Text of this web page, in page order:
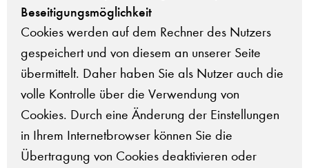
Beseitigungsmöglichkeit
Cookies werden auf dem Rechner des Nutzers
gespeichert und von diesem an unserer Seite
übermittelt. Daher haben Sie als Nutzer auch die
volle Kontrolle über die Verwendung von
Cookies. Durch eine Änderung der Einstellungen
in Ihrem Internetbrowser können Sie die
Übertragung von Cookies deaktivieren oder